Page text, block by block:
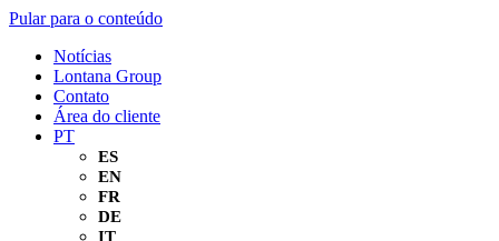
Pular para o conteúdo
Notícias
Lontana Group
Contato
Área do cliente
PT
ES
EN
FR
DE
IT